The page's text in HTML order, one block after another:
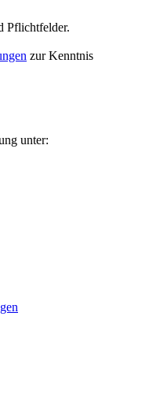
Pflichtfelder.
zur Kenntnis
unter: